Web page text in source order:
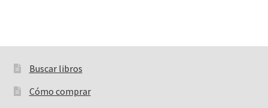
Buscar libros
Buscar:
Cómo comprar